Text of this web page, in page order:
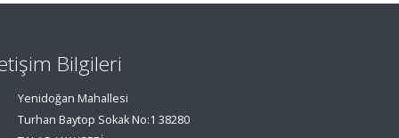
Bilgileri
Yenidoğan Mahallesi
Turhan Baytop Sokak No:1 38280